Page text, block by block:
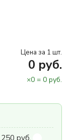
Цена за 1 шт.
0 руб.
×0 = 0 руб.
250 руб.